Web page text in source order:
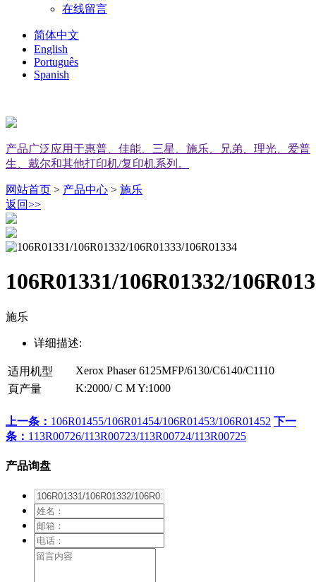
在线留言
简体中文
English
Português
Spanish
产品广泛应用于惠普、佳能、三星、施乐、兄弟、理光、爱普
生、戴尔和其他打印机/复印机系列。
网站首页 > 产品中心 > 施乐
返回>>
106R01331/106R01332/
施乐
详细描述:
适用机型
Xerox Phaser 6125MFP/6130/C6140/C1110
頁产量
K:2000/ C M Y:1000
上一条： 106R01455/106R01454/106R01453/106R01452 下一
条： 113R00726/113R00723/113R00724/113R00725
产品询盘